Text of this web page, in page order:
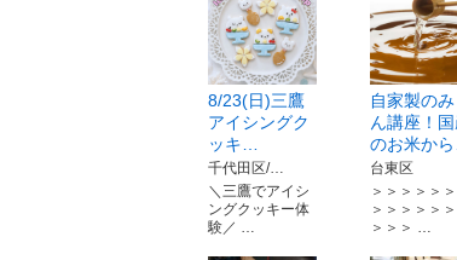
8/23(日)三鷹
アイシングク
ッキ…
千代田区/…
＼三鷹でアイシ
ングクッキー体
験／ …
自家製のみ
ん講座！
のお米から
台東区
＞＞＞＞＞＞
＞＞＞＞＞＞
＞＞＞ …